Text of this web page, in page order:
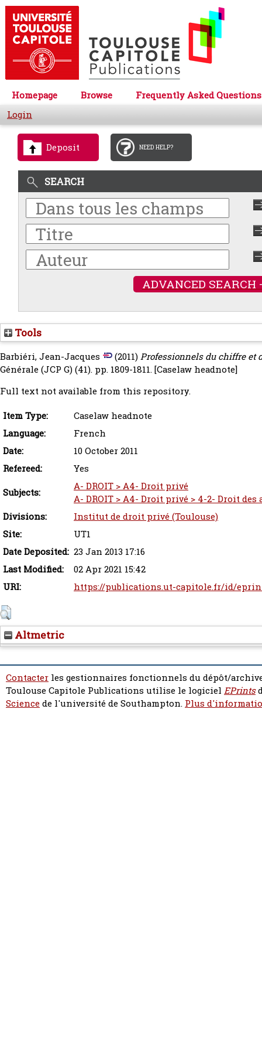
Homepage Browse
Frequently Asked Questions
Login
Deposit NEED HELP?
SEARCH
ADVANCED SEARCH
Tools
Barbiéri, Jean-Jacques (2011)Professionnels du chiffre et
Générale (JCP G) (41). pp. 1809-1811.[Caselaw headnote]
Full text not available from this repository.
Item Type:
Caselaw headnote
Language:
French
Date:
10 October 2011
Refereed:
Yes
Subjects:
A- DROIT > A4- Droit privé
A- DROIT > A4- Droit privé > 4-2- Droit
Divisions:
Institut de droit privé (Toulouse)
Site:
UT1
Date Deposited: 23 Jan 2013 17:16
Last Modified:
02 Apr 2021 15:42
URI:
https://publications.ut-capitole.fr/id/
Altmetric
Contacter les gestionnaires fonctionnels du dépôt/
Toulouse Capitole Publications utilise le logiciel EPrints
Sciencede l'université de Southampton. Plus